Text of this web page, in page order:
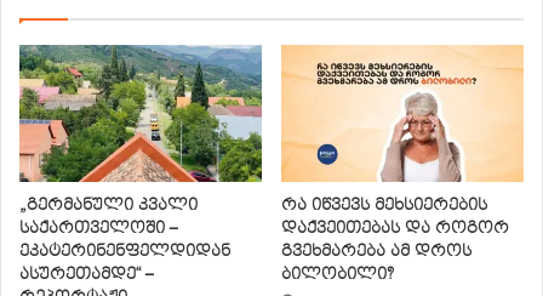
„გერმანული კვალი
საქართველოში –
ეკატერინენფელდიდან
ასურეთამდე“ –
რა იწვევს მეხსიერების
დაქვეითებას და როგორ
გვეხმარება ამ დროს
ბილობილი?